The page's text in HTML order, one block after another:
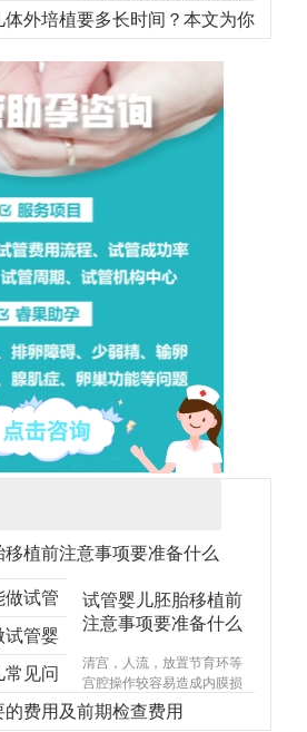
遭受着失去孩子的痛苦，对
于失独家庭的来说，再生育
安慰方式。那么，失独家庭
想做三代试管可行吗？需要
哪些手续？（如果还想了解
更多的试管婴儿流程、费
用、成功率，可点击在线咨
询，询问专业顾问，解决相
？本文
外培植要多长时间？本文为你
试管婴儿胚胎移植前
注意事项要准备什么
清宫，人流，放置节育环等
宫腔操作较容易造成内膜损
伤，使基底层受损，造成宫
腔内形成粘连，宫腔形态异
做试管
能！不
试管婴
常见问
都在费用及前期检查费用